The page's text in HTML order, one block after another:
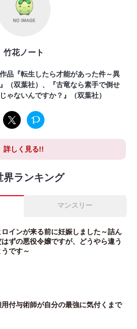
竹花ノート
品『転生したら才能があった件～異
（双葉社）、『古竜なら素手で倒せ
ゃないんですか？』（双葉社）
詳しく見る!!
界ランキング
マンスリー
ロインが来る前に妊娠しました～詰ん
はずの悪役令嬢ですが、どうやら違う
うです～
用付与術師が自分の最強に気付くまで